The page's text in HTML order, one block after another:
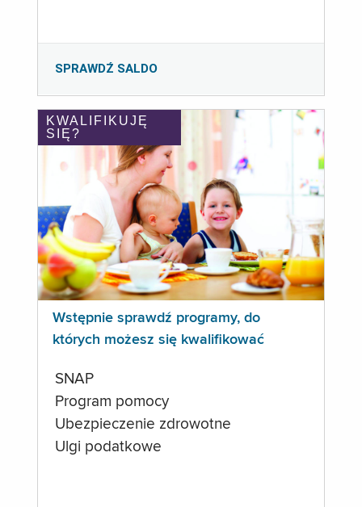
SPRAWDŹ SALDO
KWALIFIKUJĘ
SIĘ?
Wstępnie sprawdź programy, do
których możesz się kwalifikować
SNAP
Program pomocy
Ubezpieczenie zdrowotne
Ulgi podatkowe